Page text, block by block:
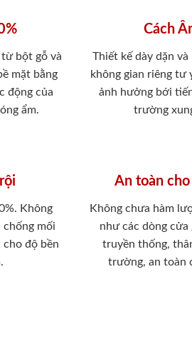
bột gỗ và
mặt bằng
động của
ẩm.
Cách
Thiết kế dày dặn
không gian riêng tư
ảnh hưởng bới
trường
Không
chống mối
cho độ bền
An toàn
Không chưa hàm
như các dòng cửa
truyền thống,
trường, an toàn